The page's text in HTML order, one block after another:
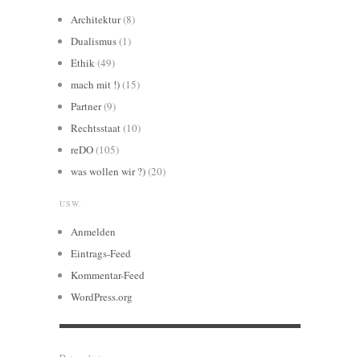
Architektur(8)
Dualismus(1)
Ethik(49)
mach mit !)(15)
Partner(9)
Rechtsstaat(10)
reDO(105)
was wollen wir ?)(20)
USW.
Anmelden
Eintrags-Feed
Kommentar-Feed
WordPress.org